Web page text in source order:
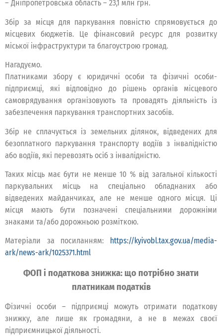
– Дніпропетровська область – 23,1 млн грн.
Збір за місця для паркування повністю спрямовується до
місцевих бюджетів. Це фінансовий ресурс для розвитку
міської інфраструктури та благоустрою громад.
Нагадуємо.
Платниками збору є юридичні особи та фізичні особи-
підприємці, які відповідно до рішень органів місцевого
самоврядування організовують та провадять діяльність із
забезпечення паркування транспортних засобів.
Збір не сплачується із земельних ділянок, відведених для
безоплатного паркування транспорту водіїв з інвалідністю
або водіїв, які перевозять осіб з інвалідністю.
Таких місць має бути не менше 10 % від загальної кількості
паркувальних місць на спеціально обладнаних або
відведених майданчиках, але не менше одного місця. Ці
місця мають бути позначені спеціальними дорожніми
знаками та/або дорожньою розміткою.
Матеріали за посиланням:
https://kyivobl.tax.gov.ua/media-
ark/news-ark/1025371.html
ФОП і податкова знижка: що потрібно знати
платникам податків
Фізичні особи – підприємці можуть отримати податкову
знижку, але лише як громадяни, а не в межах своєї
підприємницької діяльності.